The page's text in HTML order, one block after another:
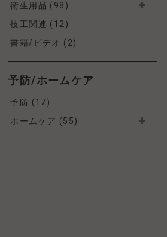
衛生用品 (98)
技工関連 (12)
書籍/ビデオ (2)
予防/ホームケア
予防 (17)
ホームケア (55)